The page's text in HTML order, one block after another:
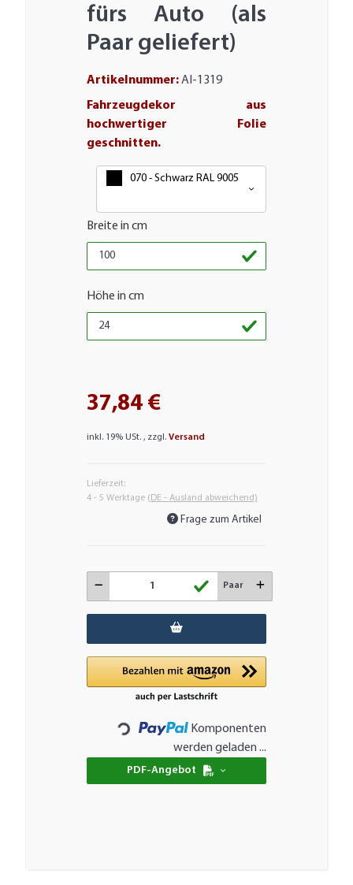
fürs Auto (als
Paar geliefert)
Artikelnummer:AI-1319
Fahrzeugdekor aus
hochwertiger Folie
geschnitten.
070 - Schwarz RAL 9005
Breite in cm
Höhe in cm
37,84 €
inkl. 19% USt. , zzgl. Versand
Lieferzeit:
4 - 5 Werktage (DE - Ausland abweichend)
Frage zum Artikel
Paar
Loading...
Komponenten
werden geladen ...
PDF-Angebot